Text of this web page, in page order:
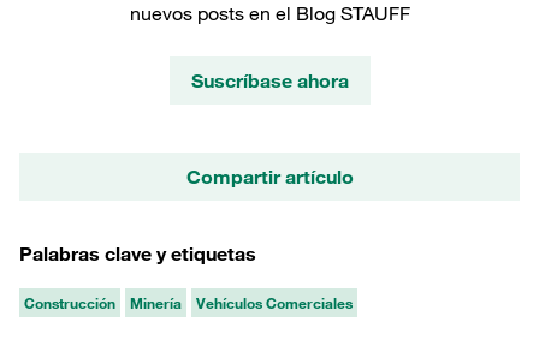
nuevos posts en el Blog STAUFF
Suscríbase ahora
Compartir artículo
Palabras clave y etiquetas
Construcción Minería Vehículos Comerciales